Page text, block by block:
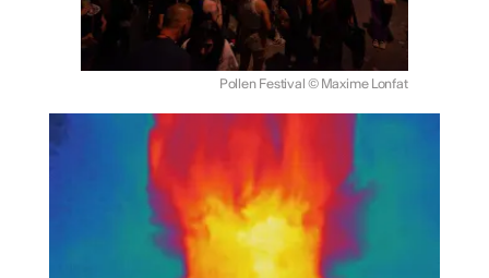
Pollen Festival © Maxime Lonfat